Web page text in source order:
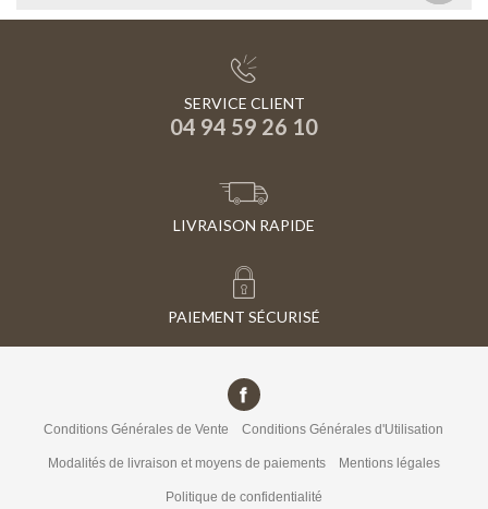
SERVICE CLIENT
04 94 59 26 10
LIVRAISON RAPIDE
PAIEMENT SÉCURISÉ
Conditions Générales de Vente Conditions Générales d'Utilisation
Modalités de livraison et moyens de paiements Mentions légales
Politique de confidentialité